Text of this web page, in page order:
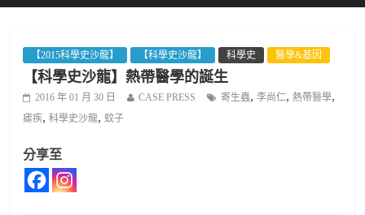
【2015科學史沙龍】 【科學史沙龍】 科學史 醫學&基因
【科學史沙龍】熱帶醫學的誕生
2016 年 01 月 30 日 CASE PRESS 寄生蟲,李尚仁,熱帶醫學,
瘧疾,科學史沙龍, 蚊子
分享至